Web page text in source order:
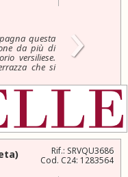
questa
da più di
versiliese.
che si ›
Rif.: SRVQU3686
Cod. C24: 1283564